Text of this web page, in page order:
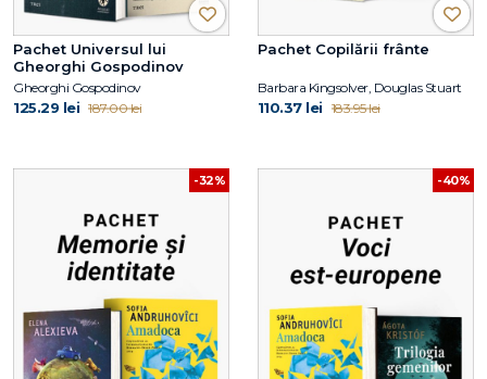
Pachet Universul lui
Gheorghi Gospodinov
Gheorghi Gospodinov
125.29 lei 187.00 lei
Pachet Copilării frânte
Barbara Kingsolver, Douglas Stuart
110.37 lei 183.95 lei
-32% -40%